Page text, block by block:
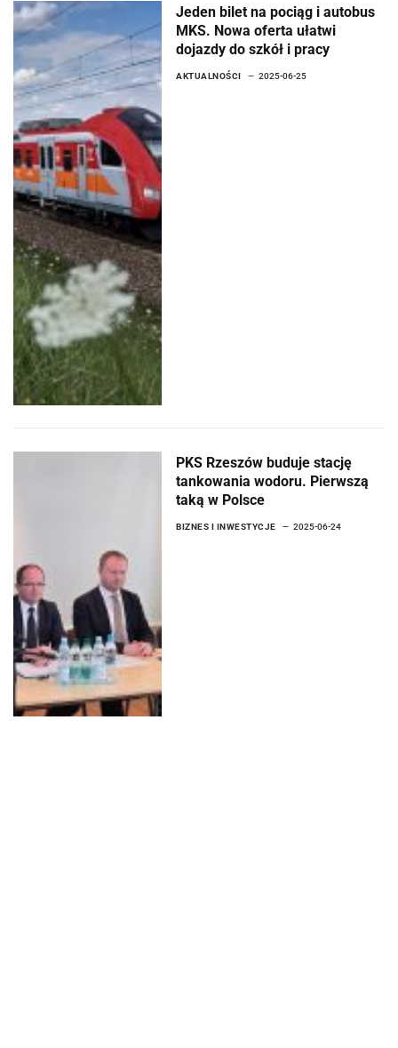
Jeden bilet na pociąg i autobus
MKS. Nowa oferta ułatwi
dojazdy do szkół i pracy
AKTUALNOŚCI 2025-06-25
PKS Rzeszów buduje stację
tankowania wodoru. Pierwszą
taką w Polsce
BIZNES I INWESTYCJE 2025-06-24